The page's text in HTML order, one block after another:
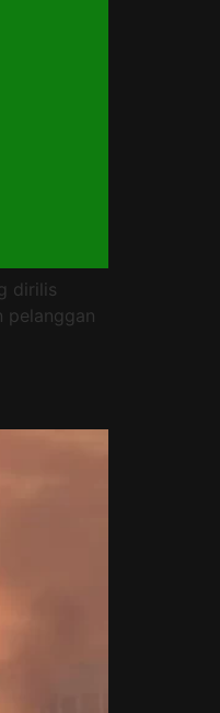
dirilis
pelanggan